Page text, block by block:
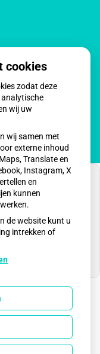
voor
dit te zien.
Voorwaarden
cookies
zodat deze
wij uw
wij samen met
externe inhoud
Translate en
Instagram, X
en
kunnen
de website kunt u
intrekken of